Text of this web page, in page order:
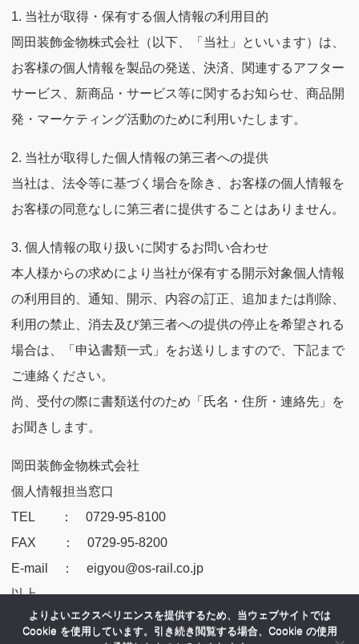
1. 当社が取得・保有する個人情報の利用目的
岡田装飾金物株式会社（以下、「当社」といいます）は、
お客様の個人情報を製品の発送、決済、関連するアフター
サービス、新商品・サービス等に関するお知らせ、商品開
発・マーケティング活動のために利用いたします。
2. 当社が取得した個人情報の第三者への提供
当社は、法令等に基づく場合を除き、お客様の個人情報を
お客様の同意なしに第三者に提供することはありません。
3. 個人情報の取り扱いに関するお問い合わせ
本人様からの求めにより当社が保有する開示対象個人情報
の利用目的、通知、開示、内容の訂正、追加または削除、
利用の禁止、消去及び第三者への提供の停止を希望される
場合は、「申込書類一式」をお送りしますので、下記まで
ご連絡ください。
尚、受付の際に書類送付のため「氏名・住所・連絡先」を
お聞きします。
岡田装飾金物株式会社
個人情報担当窓口
TEL ： 0729-95-8100
FAX ： 0729-95-8200
E-mail ： eigyou@os-rail.co.jp
以上
よりよいエクスペリエンスを提供するため、当ウェブサイトでは
Cookie を使用しています。引き続き閲覧する場合、Cookie の使用